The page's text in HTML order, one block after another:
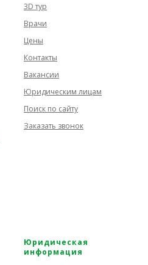
3D тур
Врачи
Цены
Контакты
Вакансии
Юридическим лицам
Поиск по сайту
Заказать звонок
Юридическая
информация